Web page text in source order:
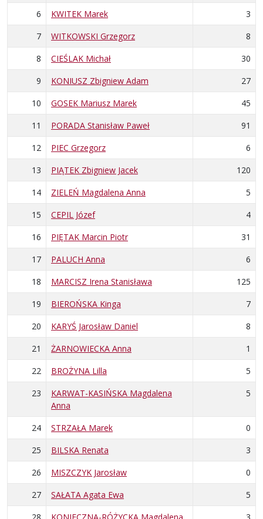
6
KWITEK Marek
3
7
WITKOWSKI Grzegorz
8
8
CIEŚLAK Michał
30
9
KONIUSZ Zbigniew Adam
27
10
GOSEK Mariusz Marek
45
11
PORADA Stanisław Paweł
91
12
PIEC Grzegorz
6
13
PIĄTEK Zbigniew Jacek
120
14
ZIELEŃ Magdalena Anna
5
15
CEPIL Józef
4
16
PIĘTAK Marcin Piotr
31
17
PALUCH Anna
6
18
MARCISZ Irena Stanisława
125
19
BIEROŃSKA Kinga
7
20
KARYŚ Jarosław Daniel
8
21
ŻARNOWIECKA Anna
1
22
BROŻYNA Lilla
5
23
KARWAT-KASIŃSKA Magdalena
Anna
5
24 STRZAŁA Marek
0
25
BILSKA Renata
3
26
MISZCZYK Jarosław
0
27
SAŁATA Agata Ewa
5